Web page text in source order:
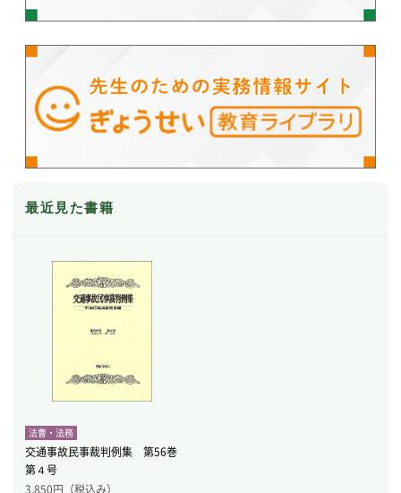
最近見た書籍
法曹・法務
交通事故民事裁判例集 第56巻
第４号
3,850円（税込み）